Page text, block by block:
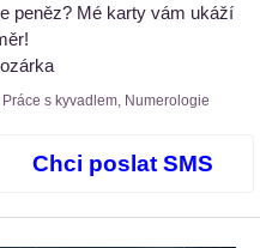
peněz? Mé karty vám ukáží
s kyvadlem, Numerologie
Chci poslat SMS